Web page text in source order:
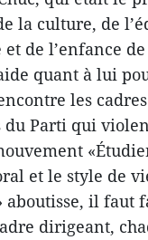
la culture, de
et de l’enfance
quant à lui
les
du Parti qui
et le style de
aboutisse, il faut
dirigeant,